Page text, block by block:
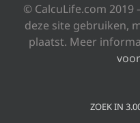
© CalcuLife.com 2019
deze site gebruiken,
plaatst. Meer
ZOEK IN